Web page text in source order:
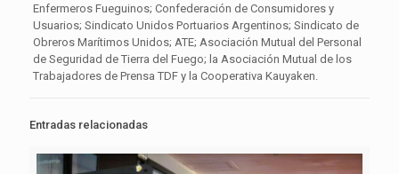
Enfermeros Fueguinos; Confederación de Consumidores y
Usuarios; Sindicato Unidos Portuarios Argentinos; Sindicato de
Obreros Marítimos Unidos; ATE; Asociación Mutual del Personal
de Seguridad de Tierra del Fuego; la Asociación Mutual de los
Trabajadores de Prensa TDF y la Cooperativa Kauyaken.
Entradas relacionadas